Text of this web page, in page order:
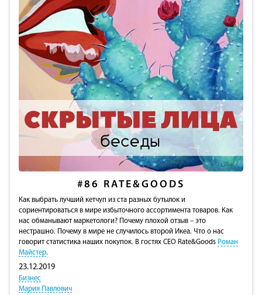
#86 RATE&GOODS
Как выбрать лучший кетчуп из ста разных бутылок и
сориентироваться в мире избыточного ассортимента товаров. Как
нас обманывают маркетологи? Почему плохой отзыв – это
нестрашно. Почему в мире не случилось второй Икеа. Что о нас
говорит статистика наших покупок. В гостях CEO Rate&Goods Роман
Майстер.
23.12.2019
Бизнес
Мария Павлович